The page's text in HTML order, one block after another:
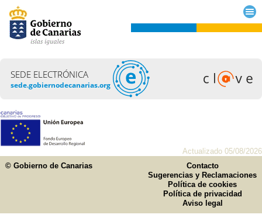
SEDE ELECTRÓNICA
sede.gobiernodecanarias.org
Actualizado 05/08/2026
© Gobierno de Canarias
Contacto
Sugerencias y Reclamaciones
Política de cookies
Política de privacidad
Aviso legal